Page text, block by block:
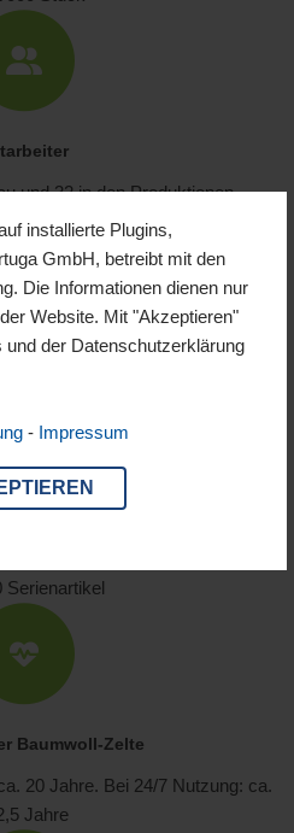
installierte Plugins,
GmbH, betreibt mit den
Die Informationen dienen nur
Website. Mit "Akzeptieren"
der Datenschutzerklärung
- Impressum
und 32 in den Produktionen
eine 6m Jurte
Serienartikel
Baumwoll-Zelte
20 Jahre. Bei 24/7 Nutzung: ca.
Jahre